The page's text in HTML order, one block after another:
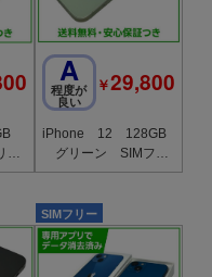
A
程度が
良い
￥29,800
iPhone 12 128GB
グリーン SIMフリ
ー au版
SIMフリー